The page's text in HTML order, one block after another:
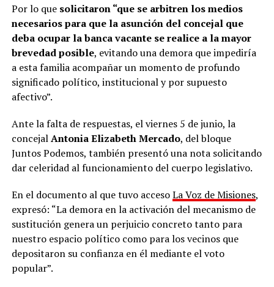
Por lo que solicitaron “que se arbitren los medios
necesarios para que la asunción del concejal que
deba ocupar la banca vacante se realice a la mayor
brevedad posible, evitando una demora que impediría
a esta familia acompañar un momento de profundo
significado político, institucional y por supuesto
afectivo”.
Ante la falta de respuestas, el viernes 5 de junio, la
concejalAntonia Elizabeth Mercado, del bloque
Juntos Podemos, también presentó una nota solicitando
dar celeridad al funcionamiento del cuerpo legislativo.
En el documento al que tuvo accesoLa Voz de Misiones,
expresó: “La demora en la activación del mecanismo de
sustitución genera un perjuicio concreto tanto para
nuestro espacio político como para los vecinos que
depositaron su confianza en él mediante el voto
popular”.